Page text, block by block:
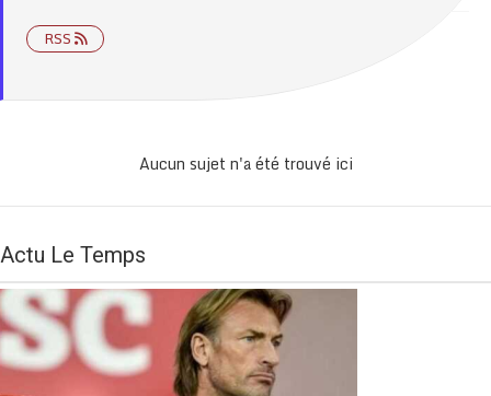
RSS
Aucun sujet n'a été trouvé ici
Actu Le Temps